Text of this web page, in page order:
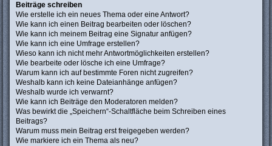
Beiträge schreiben
Wie erstelle ich ein neues Thema oder eine Antwort?
Wie kann ich einen Beitrag bearbeiten oder löschen?
Wie kann ich meinem Beitrag eine Signatur anfügen?
Wie kann ich eine Umfrage erstellen?
Wieso kann ich nicht mehr Antwortmöglichkeiten erstellen?
Wie bearbeite oder lösche ich eine Umfrage?
Warum kann ich auf bestimmte Foren nicht zugreifen?
Weshalb kann ich keine Dateianhänge anfügen?
Weshalb wurde ich verwarnt?
Wie kann ich Beiträge den Moderatoren melden?
Was bewirkt die „Speichern“-Schaltfläche beim Schreiben eines
Beitrags?
Warum muss mein Beitrag erst freigegeben werden?
Wie markiere ich ein Thema als neu?